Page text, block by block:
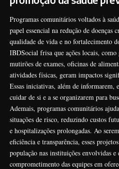
Programas comunitários voltados à
papel essencial na redução de doenças
qualidade de vida e no fortalecimento
IBDSocial frisa que ações locais, como
mutirões de exames, oficinas de
atividades físicas, geram impactos
Essas iniciativas, além de informarem,
cuidar de si e a se organizarem para
Ademais, programas comunitários
situações de risco, reduzindo custos
e hospitalizações prolongadas. Ao
eficiência e transparência, esses
população nas instituições envolvidas e
comprometimento das equipes em